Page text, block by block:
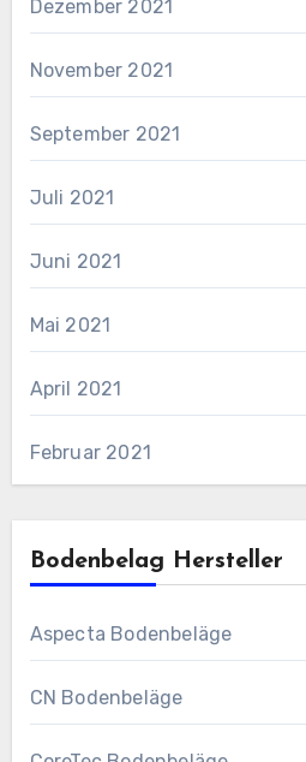
Dezember 2021
November 2021
September 2021
Juli 2021
Juni 2021
Mai 2021
April 2021
Februar 2021
Bodenbelag Hersteller
Aspecta Bodenbeläge
CN Bodenbeläge